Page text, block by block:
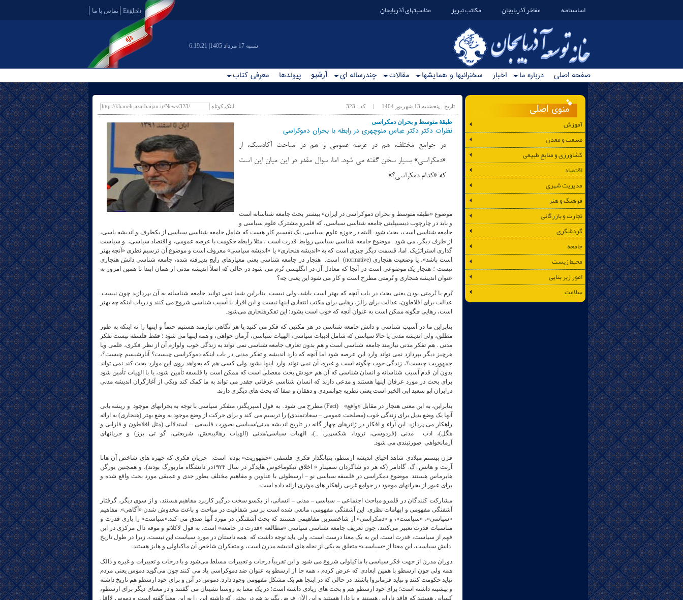
اساسنامه مفاخر آذربایجان مکاتب تبریز مناسبتهای آذربایجان English تماس با ما
6:19:22 |شنبه 17 مرداد 1405
صفحه اصلی درباره ما اخبار سخنرانیها و همایشها مقالات چندرسانه ای آرشیو پیوندها معرفی کتاب
منوی اصلی
آموزش
صنعت و معدن
کشاورزی و منابع طبیعی
اقتصاد
مدیریت شهری
فرهنگ و هنر
تجارت و بازرگانی
گردشگری
جامعه
محیط زیست
امور زیر بنایی
سلامت
تاریخ : پنجشنبه 13 شهريور 1404 | کد : 323 لینک کوتاه
طبقهٔ متوسط و بحران دمکراسی
نظرات دکتر دکتر عباس منوچهری در رابطه با بحران دموکراسی
در جوامع مختلف، هم در عرصه عمومی و هم در مباحث آکادمیک، از
«دمکراسی» بسیار سخن گفته می شود. اما، سوال مقدر در این میان این است
که «کدام دمکراسی؟»
موضوع «طبقه متوسط و بحران دموکراسی در ایران» بیشتر بحث جامعه شناسانه است
و باید در چارچوب دیسیپلینی جامعه شناسی سیاسی، که قلمرو مشترک علوم سیاسی و
جامعه شناسی است، بحث شود. البته در حوزه علوم سیاسی، یک تقسیم کار هست که شامل جامعه شناسی سیاسی از یکطرف و اندیشه یاسی،
از طرف دیگر، می شود. موضوع جامعه شناسی سیاسی روابط قدرت است ، مثلا رابطه حکومت با عرصه عمومی، و اقتصاد سیاسی، و سیاست
گذاری استراتژیک. اما، قسمت دیگر چیزی است که به «اندیشه هنجاری» یا «اندیشه سیاسی» معروف است و موضوع آن ترسیم نظری «آنچه بهتر
است باشد»، یا وضعیت هنجاری (normative) است. هنجار در جامعه شناسی یعنی معیارهای رایج پذیرفته شده، جامعه شناسی دانش هنجاری
نیست ؛ هنجار یک موضوعی است در آنجا که معادل آن در انگلیسی نُرم می‌ شود در حالی که اصلاً اندیشه مدنی از همان ابتدا تا همین امروز به
عنوان اندیشه هنجاری و نُرمتی مطرح است و کار می شود این یعنی چه؟
نُرم یا نُرمتی بودن یعنی بحث در باب آنچه که بهتر است باشد، ولی نیست. بنابراین شما نمی‌ توانید جامعه شناسانه به آن بپردازید چون نیست.
عدالت برای افلاطون، عدالت برای رالز، رهایی برای مکتب انتقادی اینها نیست و این افراد با آسیب شناسی شروع می‌ کنند و درباب اینکه چه بهتر
است، رهایی چگونه ممکن است به عنوان آنچه که خوب است بشود؛ این تفکرهنجاری می‌شود.
بنابراین ما در آسیب شناسی و دانش جامعه شناسی در هر مکتبی که فکر می‌ کنید یا هر نگاهی نیازمند هستیم حتماً و اینها را نه اینکه به طور
مطلق، ولی اندیشه مدنی یا حالا سیاسی که شامل ادبیات سیاسی، الهیات سیاسی، آرمان خواهی، و همه اینها می‌ شود ؛ فقط فلسفه نیست تفکر
مدنی . هم تفکر مدنی نیازمند جامعه شناسی است و هم بدون تعارف جامعه شناسی نمی تواند به زندگی خوب ولوازم آن از نظر فکری، علمی ویا
هرچیز دیگر بپردازد نمی‌ تواند وارد این عرصه شود اما آنچه که دارد اندیشه و تفکر مدنی در باب اینکه دموکراسی چیست؟ آنارشیسم چیست؟،
جمهوریت چیست؟، زندگی خوب چگونه است و غیره، آن نمی‌ تواند وارد اینها بشود ولی کسی هم که بخواهد روی این موارد بحث کند نمی‌ تواند
بدون آن قدم آسیب شناسانه و انسان شناسی که آن هم خودش بحث مفصلی است که ممکن است با فلسفه تأمین شود، یا با الهیات تأمین شود
برای بحث در مورد عرفان اینها هستند و مدعی دارند که انسان شناسی عرفانی چقدر می‌ تواند به ما کمک کند ویکی از آغازگران اندیشه مدنی
درایران ابو سعید ابی الخیر است یعنی نظریه جوانمردی و دهقان و صفا که بحث‌ های دیگری دارند.
بنابراین، به این معنی هنجار در مقابل «واقع» (Fact) مطرح می شود. به قول اسپریگنز، متفکر سیاسی با توجه به بحرانهای موجود و ریشه یابی
آنها یک وضع بدیل برای زندگی خوب (مصلحت عمومی – سعادتمندی) را ترسیم می کند و برای حرکت از وضع موجود به وضع بهتر (هنجاری) به ارائه
راهکار می پردازد. این آراء و افکار در ژانرهای چهار گانه در تاریخ اندیشه مدنی/سیاسی بصورت فلسفی – استدلالی (مثل افلاطون و فارابی و
هگل)، ادب مدنی (فردوسی، نرودا، شکسپیر، ..)، الهیات سیاسی/مدنی (الهیات رهائیبخش، شریعتی، گو تی یرز) و جریانهای
آرمانخواهی صورتبندی می شود.
قرن بیستم میلادی شاهد احیای اندیشه ازسطو، بنیانگذار فکری فلسفی «جمهوریت» بوده است. جریان فکری که چهره های شاخص آن هانا
آرنت و هانس. گ. گادامر (که هر دو شاگردان سمینار « اخلاق نیکوماخوس هایدگر در سال ۱۹۲۴در دانشگاه ماربورگ بودند)، و همچنین یورگن
هابرماس هستند. موضوع دمکراسی در فلسفه سیاسی نو – ارسطوئی با عناوین و مفاهیم مختلف بطور جدی و عمیقی مورد بحث واقع شده و
برای عبور از بحرانهای موجود در جوامع غربی راهکار های موثری ارائه داده است.
مشارکت کنندگان در قلمرو مباحث اجتماعی – سیاسی – مدنی – انسانی، از یکسو سخت درگیر کاربرد مفاهیم هستند، و از سوی دیگر، گرفتار
آشفتگی مفهومی و ابهامات نظری. این آشفتگی مفهومی، مانعی شده است بر سر شفافیت در مباحث و باعث مخدوش شدن «آگاهی». مفاهیم
«سیاسی»، «سیاست»، و «دمکراسی» از شاخصترین مفاهیمی هستند که بحث آشفتگی در مورد آنها صدق می کند.«سیاست» را بازی قدرت و
مناسبات قدرت تعبیر می‌کنند، چون تعریف جامعه شناسی سیاسی «مطالعه «قدرت در جامعه» است. به قول لاکلائو و موفه دال مرکزی در این
فهم از سیاست، قدرت است. این به یک معنا درست است، ولی باید توجه داشت که همه داستان در مورد سیاست این نیست، زیرا در طول تاریخ
دانش سیاست، این معنا از «سیاست» متعلق به یکی از نحله های اندیشه مدرن است، و متفکران شاخص آن ماکیاولی و هابز هستند.
دوران مدرن از جهت فکر سیاسی با ماکیاولی شروع می شود و این تقریباً درجات و تعبیرات مسلط می‌شود و با درجات و تعبیرات و غیره و ذالک
همه ولی چون ارسطو با همین ابعادی که عرض کردم ، همه جا از ارسطو به عنوان ضد دموکراسی یاد می‌ کنند چون می‌گوید دموس یعنی مردم
نباید حکومت کنند و نباید فرمانروا باشند. در حالی که در اینجا هم یک مشکل مفهومی وجود دارد. دموس در آتن و برای خود ارسطو هم تاریخ داشته
و پیشینه داشته است؛ برای خود ارسطو هم و بحث‌ های زیادی داشته است؛ در یک معنا به روستا نشینان می‌ گفتند و در معنای دیگر برای ارسطو،
کسانی هستند که فاقد دارایی هستند و نا دارا هستند و این الآن فرض بگیرید هم در بحثی که داشته این را به این معنا گفته است و دموس لااقل